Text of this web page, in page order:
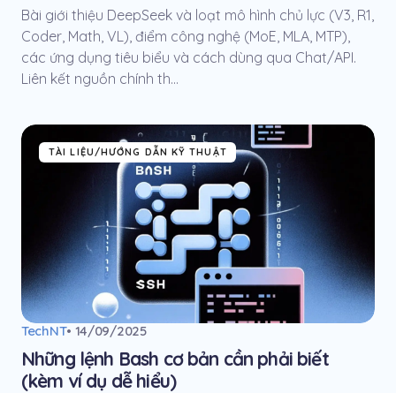
Bài giới thiệu DeepSeek và loạt mô hình chủ lực (V3, R1,
Coder, Math, VL), điểm công nghệ (MoE, MLA, MTP),
các ứng dụng tiêu biểu và cách dùng qua Chat/API.
Liên kết nguồn chính th...
TÀI LIỆU/HƯỚNG DẪN KỸ THUẬT
TechNT• 14/09/2025
Những lệnh Bash cơ bản cần phải biết
(kèm ví dụ dễ hiểu)